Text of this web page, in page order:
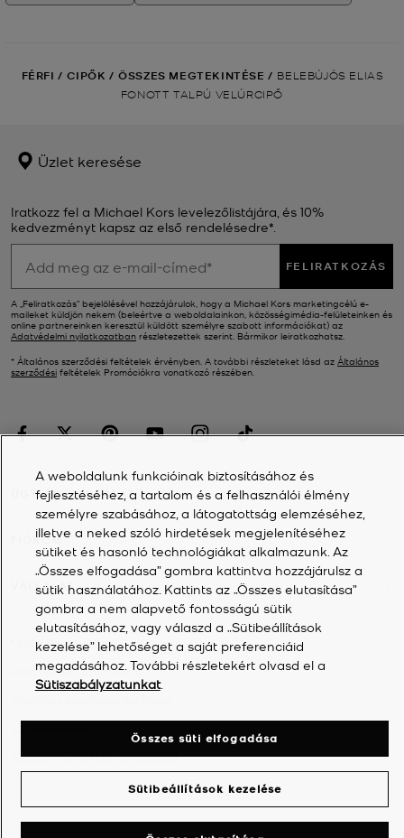
FÉRFI / CIPŐK / ÖSSZES MEGTEKINTÉSE / BELEBÚJÓS ELIAS
FONOTT TALPÚ VELÚRCIPŐ
Üzlet keresése
Iratkozz fel a Michael Kors levelezőlistájára, és 10%
kedvezményt kapsz az első rendelésedre*.
FELIRATKOZÁS
A „Feliratkozás” bejelölésével hozzájárulok, hogy a Michael Kors marketingcélú e-
maileket küldjön nekem (beleértve a weboldalainkon, közösségimédia-felületeinken és
online partnereinken keresztül küldött személyre szabott információkat) az
Adatvédelmi nyilatkozatban részletezettek szerint. Bármikor leiratkozhatsz.
* Általános szerződési feltételek érvényben. A további részleteket lásd az Általános
szerződési feltételek Promóciókra vonatkozó részében.
ÜGYFÉLSZOLGÁLAT
FIÓKOM
VÁLLALAT
2026Michael Kors
Adatvédelmi nyilatkozat
Akadálymentességi nyilatkozat
A weboldalunk funkcióinak biztosításához és
fejlesztéséhez, a tartalom és a felhasználói élmény
személyre szabásához, a látogatottság elemzéséhez,
illetve a neked szóló hirdetések megjelenítéséhez
sütiket és hasonló technológiákat alkalmazunk. Az
„Összes elfogadása” gombra kattintva hozzájárulsz a
sütik használatához. Kattints az „Összes elutasítása”
gombra a nem alapvető fontosságú sütik
elutasításához, vagy válaszd a „Sütibeállítások
kezelése” lehetőséget a saját preferenciáid
megadásához. További részletekért olvasd el a
Sütiszabályzatunkat.
Sütibeállítások kezelése
Összes süti elfogadása